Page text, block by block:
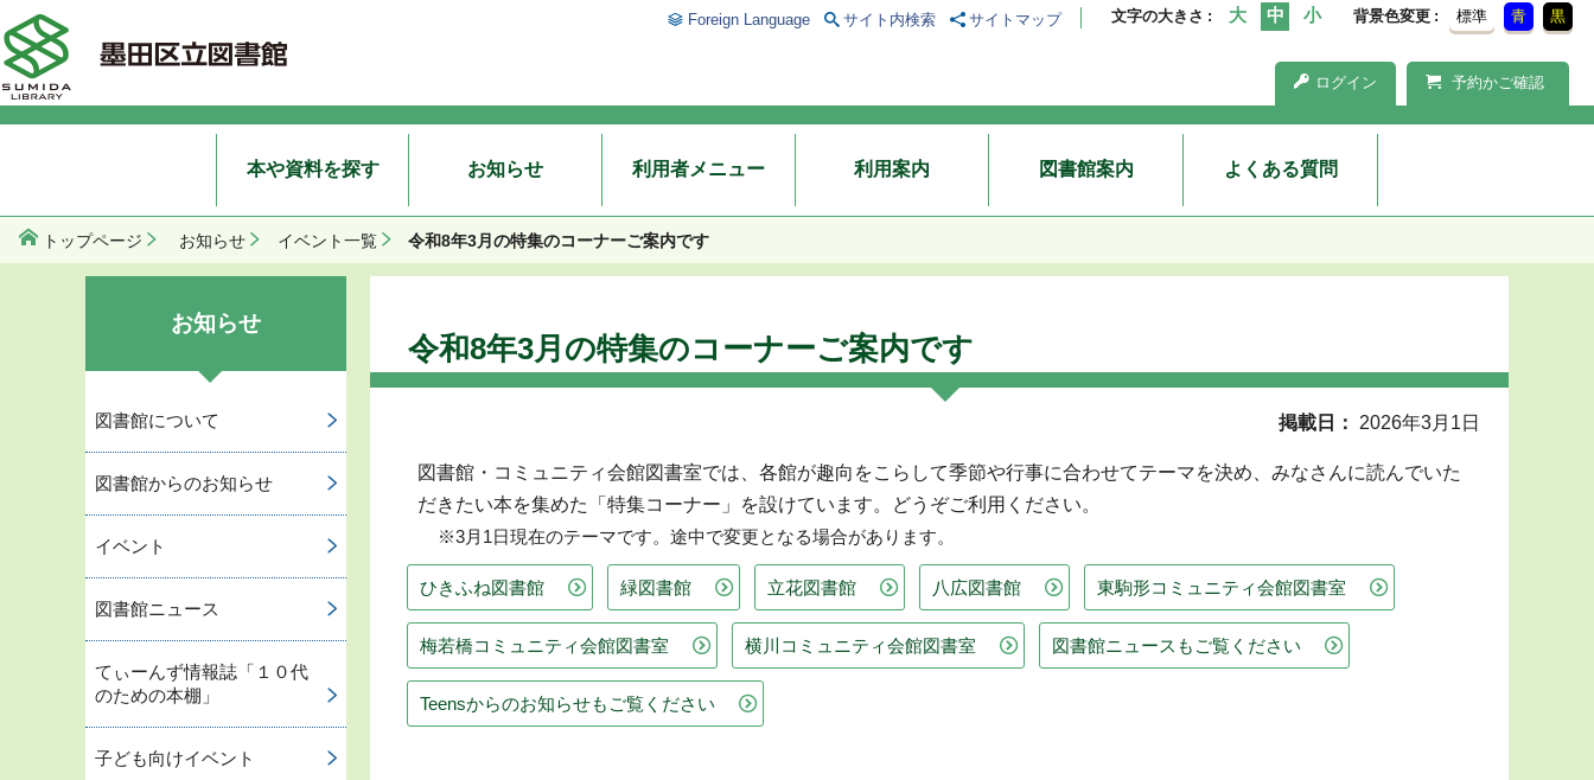
文字の大きさ 背景色変更 標準 青 黒
ログイン 予約かご確認
Foreign Language サイト内検索 サイトマップ
本や資料を探す お知らせ 利用者メニュー 利用案内 図書館案内 よくある質問
トップページ お知らせ イベント一覧 令和8年3月の特集のコーナーご案内です
令和8年3月の特集のコーナーご案内です
掲載日 2026年3月1日
図書館・コミュニティ会館図書室では、各館が趣向をこらして季節や行事に合わせてテーマを決め、みなさんに読んでいた
だきたい本を集めた「特集コーナー」を設けています。どうぞご利用ください。
※3月1日現在のテーマです。途中で変更となる場合があります。
ひきふね図書館 緑図書館 立花図書館 八広図書館 東駒形コミュニティ会館図書室
梅若橋コミュニティ会館図書室 横川コミュニティ会館図書室 図書館ニュースもご覧ください
Teensからのお知らせもご覧ください
お知らせ
図書館について
図書館からのお知らせ
イベント
図書館ニュース
てぃーんず情報誌「１０代
のための本棚」
子ども向けイベント